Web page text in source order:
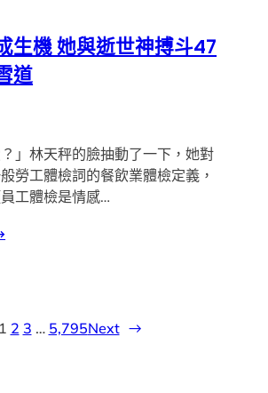
生機 她與逝世神搏斗47
道
」林天秤的臉抽動了一下，她對
般勞工體檢詞的餐飲業體檢定義，
工體檢是情感…
1 2 3 … 5,795Next →